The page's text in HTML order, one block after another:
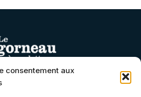
consentement aux